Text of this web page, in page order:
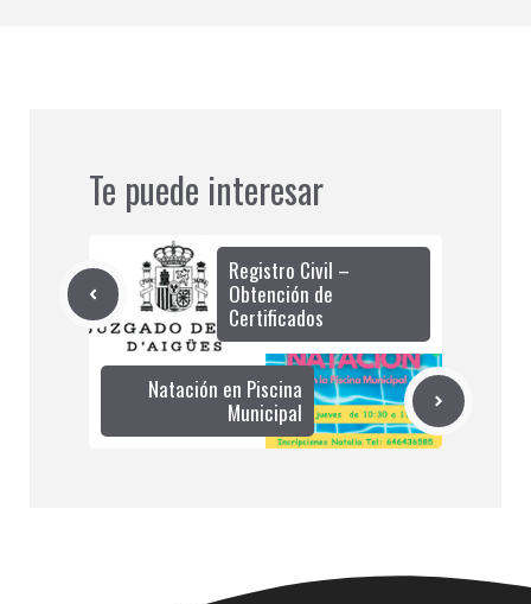
Te puede interesar
Registro Civil –
Obtención de
Certificados
Natación en Piscina
Municipal